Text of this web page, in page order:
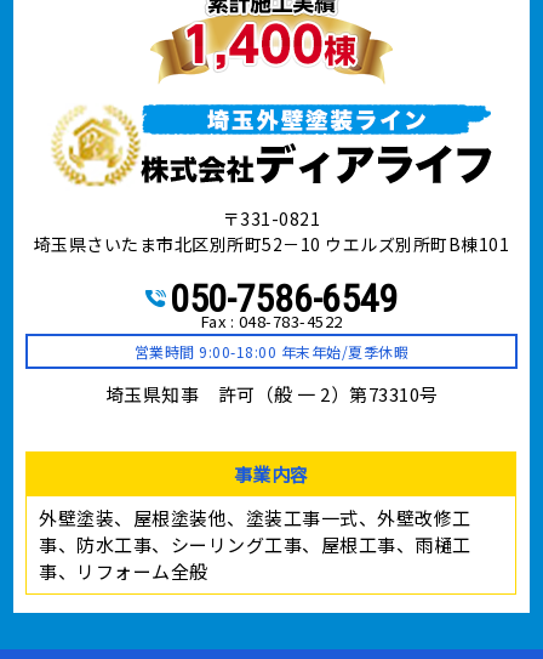
〒331-0821
埼玉県さいたま市北区別所町52－10 ウエルズ別所町B棟101
050-7586-6549
Fax : 048-783-4522
営業時間 9:00-18:00 年末年始/夏季休暇
埼玉県知事 許可（般 一 2）第73310号
事業内容
外壁塗装、屋根塗装他、塗装工事⼀式、外壁改修工
事、防水工事、シーリング工事、屋根工事、雨樋工
事、リフォーム全般